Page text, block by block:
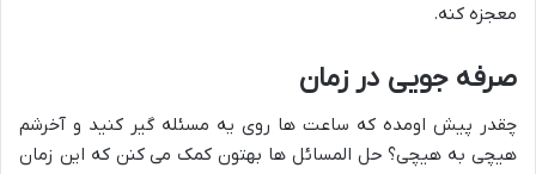
معجزه کنه.
صرفه جویی در زمان
چقدر پیش اومده که ساعت ها روی یه مسئله گیر کنید و آخرشم
هیچی به هیچی؟ حل المسائل ها بهتون کمک می کنن که این زمان